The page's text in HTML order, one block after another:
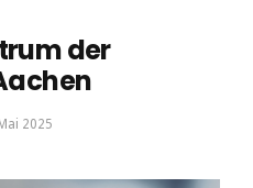
der
2025